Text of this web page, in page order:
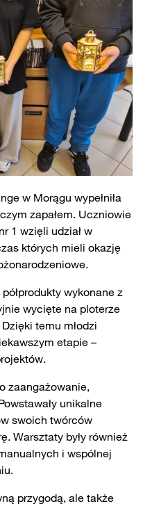
w Morągu wypełniła
zapałem. Uczniowie
1 wzięli udział w
których mieli okazję
wykonane z
wycięte na ploterze
temu młodzi
etapie –
zaangażowanie,
unikalne
swoich twórców
Warsztaty były również
i wspólnej
przygodą, ale także